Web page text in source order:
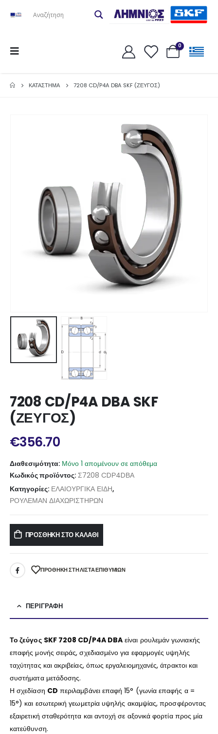
0
ΚΑΤΆΣΤΗΜΑ 7208 CD/P4A DBA SKF (ΖΕΥΓΟΣ)
7208 CD/P4A DBA SKF
(ΖΕΥΓΟΣ)
€356.70
Διαθεσιμότητα: Μόνο 1 απομένουν σε απόθεμα
Κωδικός προϊόντος: Σ7208 CDΡ4DΒΑ
Κατηγορίες: ΕΛΑΙΟΥΡΓΙΚΑ ΕΙΔΗ,
ΡΟΥΛΕΜΑΝ ΔΙΑΧΩΡΙΣΤΗΡΩΝ
ΠΡΟΣΘΉΚΗ ΣΤΟ ΚΑΛΆΘΙ
ΠΡΌΘΉΚΗ ΣΤΗ ΛΊΣΤΑ ΕΠΙΘΥΜΙΏΝ
ΠΕΡΙΓΡΑΦΉ
Το ζεύγος SKF 7208 CD/P4A DBA είναι ρουλεμάν γωνιακής
επαφής μονής σειράς, σχεδιασμένο για εφαρμογές υψηλής
ταχύτητας και ακριβείας, όπως εργαλειομηχανές, άτρακτοι και
συστήματα μετάδοσης.
Η σχεδίαση CD περιλαμβάνει επαφή 15° (γωνία επαφής α =
15°) και εσωτερική γεωμετρία υψηλής ακαμψίας, προσφέροντας
εξαιρετική σταθερότητα και αντοχή σε αξονικά φορτία προς μία
κατεύθυνση.